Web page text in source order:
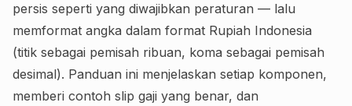
persis seperti yang diwajibkan peraturan — lalu
memformat angka dalam format Rupiah Indonesia
(titik sebagai pemisah ribuan, koma sebagai pemisah
desimal). Panduan ini menjelaskan setiap komponen,
memberi contoh slip gaji yang benar, dan